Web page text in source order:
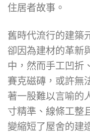
住居者故事。
舊時代流行的建築
卻因為建材的革新
中，然而手工凹折
賽克磁磚，或許無
著一股難以言喻的
寸精準、線條工整
變縮短了屋舍的建